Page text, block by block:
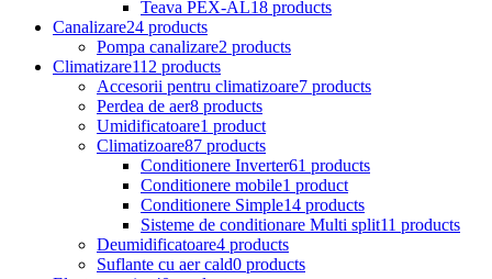
Teava PEX-AL18 products
Canalizare24 products
Pompa canalizare2 products
Climatizare112 products
Accesorii pentru climatizoare7 products
Perdea de aer8 products
Umidificatoare1 product
Climatizoare87 products
Conditionere Inverter61 products
Conditionere mobile1 product
Conditionere Simple14 products
Sisteme de conditionare Multi split11 products
Deumidificatoare4 products
Suflante cu aer cald0 products